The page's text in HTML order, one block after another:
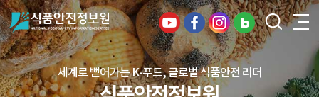
건강하고 안전한 식생활, 일상의 행복을
든든하게 지키는 식품안전 지킴이
세계로 뻗어가는 K-푸드, 글로벌 식품안전 리더
디지털 혁신으로 여는 안전한 식품, 건강한 미래